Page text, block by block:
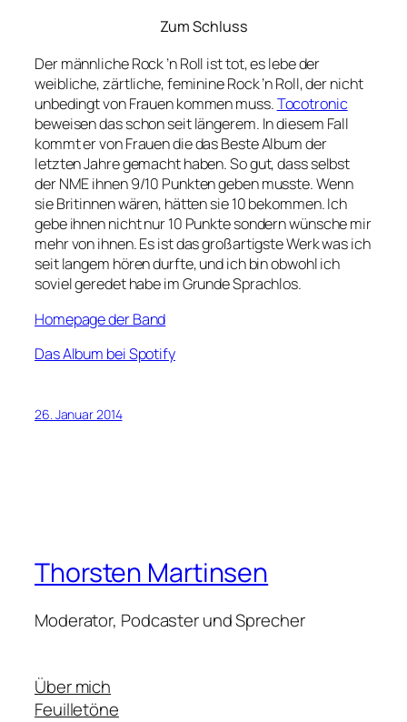
Zum Schluss
Der männliche Rock ’n Roll ist tot, es lebe der
weibliche, zärtliche, feminine Rock ’n Roll, der nicht
unbedingt von Frauen kommen muss.Tocotronic
beweisen das schon seit längerem. In diesem Fall
kommt er von Frauen die das Beste Album der
letzten Jahre gemacht haben. So gut, dass selbst
der NME ihnen 9/10 Punkten geben musste. Wenn
sie Britinnen wären, hätten sie 10 bekommen. Ich
gebe ihnen nicht nur 10 Punkte sondern wünsche mir
mehr von ihnen. Es ist das großartigste Werk was ich
seit langem hören durfte, und ich bin obwohl ich
soviel geredet habe im Grunde Sprachlos.
Homepage der Band
Das Album bei Spotify
26. Januar 2014
Thorsten Martinsen
Moderator, Podcaster und Sprecher
Über mich
Feuilletöne